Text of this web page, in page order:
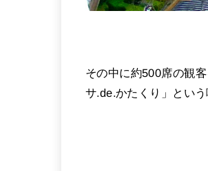
その中に約500席の観
サ.de.かたくり」という